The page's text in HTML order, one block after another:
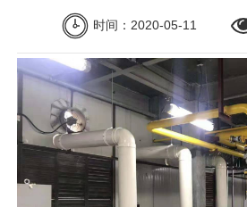
官方商城
淘宝企业店铺
时间：2020-05-11